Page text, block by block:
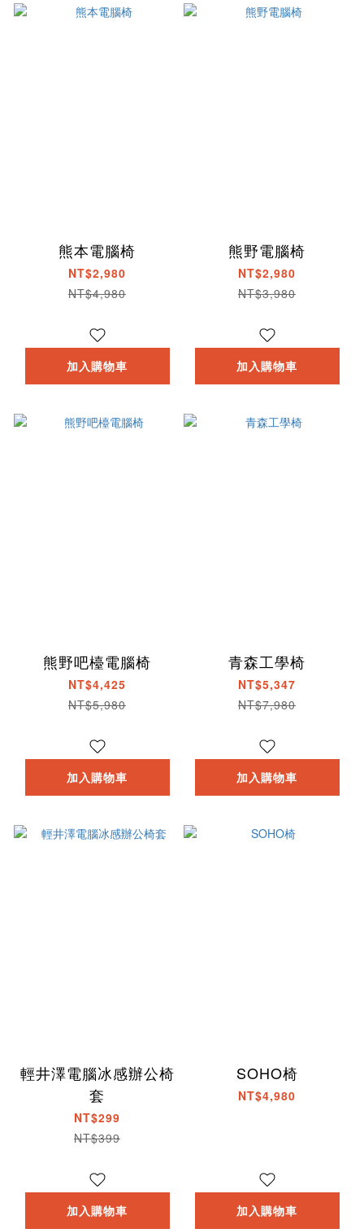
熊本電腦椅
NT$2,980
NT$4,980
加入購物車
熊野電腦椅
NT$2,980
NT$3,980
加入購物車
熊野吧檯電腦椅
NT$4,425
NT$5,980
加入購物車
青森工學椅
NT$5,347
NT$7,980
加入購物車
輕井澤電腦冰感辦公椅
套
NT$299
NT$399
加入購物車
SOHO椅
NT$4,980
加入購物車